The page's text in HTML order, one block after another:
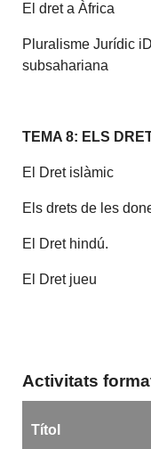
El dret a Àfrica
Pluralisme Jurídic
subsahariana
TEMA 8: ELS
El Dret islàmic
Els drets de les
El Dret hindú.
El Dret jueu
Activitats
Títol